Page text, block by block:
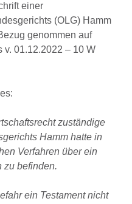
einer
(OLG) Hamm
genommen auf
v. 01.12.2022 – 10 W
zuständige
Hamm hatte in
Verfahren über ein
zu befinden.
ein Testament nicht